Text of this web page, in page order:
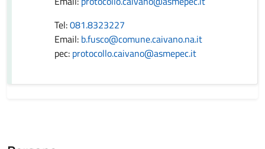
Tel:081.8323227
Email: b.fusco@comune.caivano.na.it
pec: protocollo.caivano@asmepec.it